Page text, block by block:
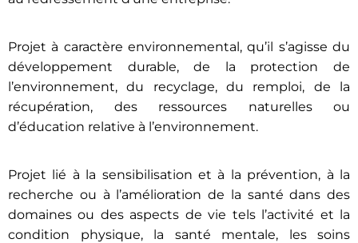
Projet à caractère environnemental, qu’il s’agisse du
développement durable, de la protection de
l’environnement, du recyclage, du remploi, de la
récupération, des ressources naturelles ou
d’éducation relative à l’environnement.
Projet lié à la sensibilisation et à la prévention, à la
recherche ou à l’amélioration de la santé dans des
domaines ou des aspects de vie tels l’activité et la
condition physique, la santé mentale, les soins